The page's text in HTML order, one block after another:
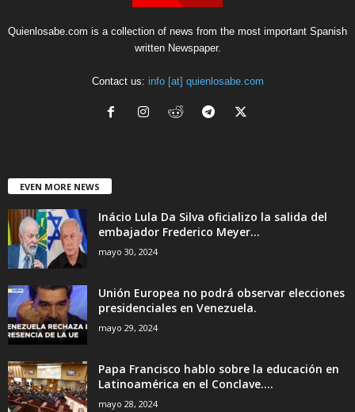
Quienlosabe.com is a collection of news from the most important Spanish
written Newspaper.
Contact us: info [at] quienlosabe.com
EVEN MORE NEWS
Inácio Lula Da Silva oficializo la salida del
embajador Frederico Meyer...
mayo 30, 2024
Unión Europea no podrá observar elecciones
presidenciales en Venezuela.
mayo 29, 2024
Papa Francisco hablo sobre la educación en
Latinoamérica en el Conclave....
mayo 28, 2024